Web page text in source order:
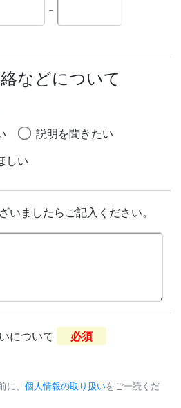
-
などについて
説明を聞きたい
しい
いましたらご記入ください。
について
必須
に、 個人情報の取り扱いをご一読くだ